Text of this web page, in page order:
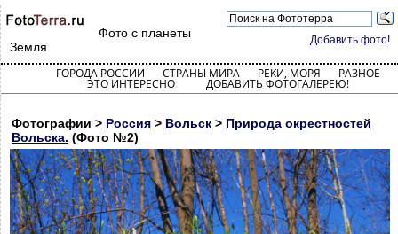
Добавить фото!
Фото с планеты
Земля
ГОРОДА РОССИИ СТРАНЫ МИРА РЕКИ, МОРЯ РАЗНОЕ
ЭТО ИНТЕРЕСНО ДОБАВИТЬ ФОТОГАЛЕРЕЮ!
Фотографии > Россия > Вольск > Природа окрестностей
Вольска. (Фото №2)